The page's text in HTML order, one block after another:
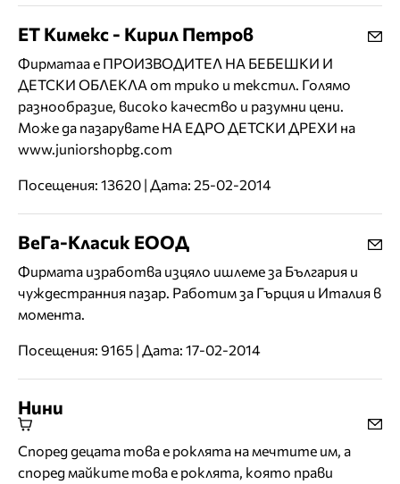
ЕТ Кимекс - Кирил Петров
Фирматаа е ПРОИЗВОДИТЕЛ НА БЕБЕШКИ И
ДЕТСКИ ОБЛЕКЛА от трико и текстил. Голямо
разнообразие, високо качество и разумни цени.
Може да пазарувате НА ЕДРО ДЕТСКИ ДРЕХИ на
www.juniorshopbg.com
Посещения: 13620 | Дата: 25-02-2014
ВеГа-Класик ЕООД
Фирмата изработва изцяло ишлеме за България и
чуждестранния пазар. Работим за Гърция и Италия в
момента.
Посещения: 9165 | Дата: 17-02-2014
Нини
Според децата това е роклята на мечтите им, а
според майките това е роклята, която прави